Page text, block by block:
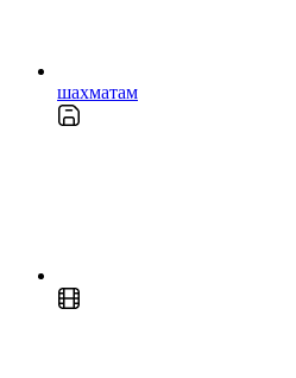
шахматам